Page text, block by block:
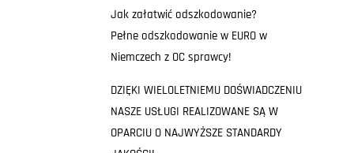
Jak załatwić odszkodowanie?
Pełne odszkodowanie w EURO w
Niemczech z OC sprawcy!
DZIĘKI WIELOLETNIEMU DOŚWIADCZENIU
NASZE USŁUGI REALIZOWANE SĄ W
OPARCIU O NAJWYŻSZE STANDARDY